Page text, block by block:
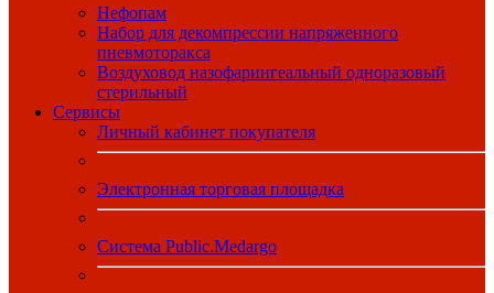
Нефопам
Набор для декомпрессии напряженного
пневмоторакса
Воздуховод назофарингеальный одноразовый
стерильный
Сервисы
Личный кабинет покупателя
Электронная торговая площадка
Система Public.Medargo